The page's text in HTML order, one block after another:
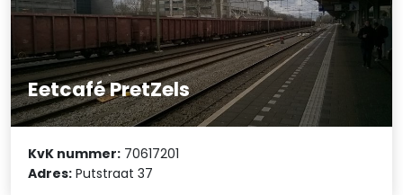
Eetcafé PretZels
KvK nummer: 70617201
Adres: Putstraat 37